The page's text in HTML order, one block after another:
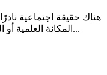
هناك حقيقة اجتماعية
المكانة العلمية أو المهنية، ومهما أحاط نفسه بهالة من الوقار...